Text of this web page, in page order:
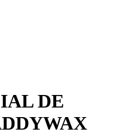
DE